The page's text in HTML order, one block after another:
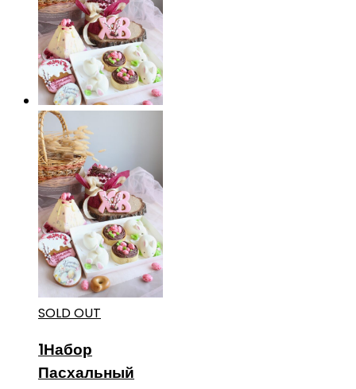
SOLD OUT
1Набор
Пасхальный